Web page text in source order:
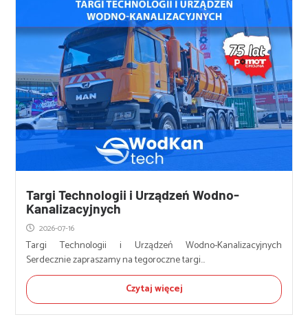
Targi Technologii i Urządzeń Wodno-
Kanalizacyjnych
2026-07-16
Targi Technologii i Urządzeń Wodno-Kanalizacyjnych
Serdecznie zapraszamy na tegoroczne targi...
Czytaj więcej